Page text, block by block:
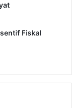
Fiskal